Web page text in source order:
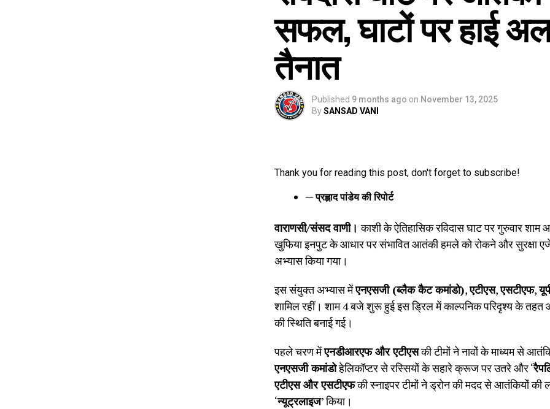
सफल, घाटों पर हाई
तैनात
Published 9 months ago on November 13, 2025
BySANSAD VANI
Thank you for reading this post, don't forget to subscribe!
— प्रह्लाद पांडेय की रिपोर्ट
वाराणसी/संसद वाणी।काशी के ऐतिहासिक रविदास घाट पर गुरुवार
खुफिया इनपुट के आधार पर संभावित आतंकी हमले को रोकने और सुरक्षा
अभ्यास किया गया।
इस संयुक्त अभ्यास मेंएनएसजी (ब्लैक कैट कमांडो),एटीएस,एसटीएफ,
शामिल रहीं। शाम 4 बजे शुरू हुई इस ड्रिल में काल्पनिक परिदृश्य के तहत
की स्थिति बनाई गई।
पहले चरण मेंएनडीआरएफ और एटीएसकी टीमों ने नावों के माध्यम से
एनएसजी कमांडोहेलिकॉप्टर से रस्सियों के सहारे क्रूज पर उतरे और ‘
एटीएस और एसटीएफकी स्नाइपर टीमों ने ड्रोन की मदद से आतंकियों
‘न्यूट्रलाइज’ किया।